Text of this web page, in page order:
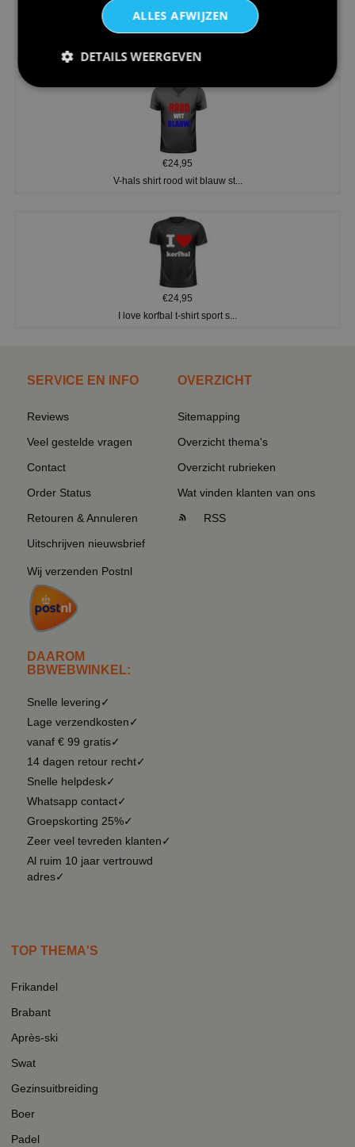
€24,95
V-hals shirt rood wit blauw st...
€24,95
I love korfbal t-shirt sport s...
SERVICE EN INFO
Reviews
Veel gestelde vragen
Contact
Order Status
Retouren & Annuleren
Uitschrijven nieuwsbrief
Wij verzenden Postnl
DAAROM
BBWEBWINKEL:
Snelle levering✓
Lage verzendkosten✓
vanaf € 99 gratis✓
14 dagen retour recht✓
Snelle helpdesk✓
Whatsapp contact✓
Groepskorting 25%✓
Zeer veel tevreden klanten✓
Al ruim 10 jaar vertrouwd
adres✓
OVERZICHT
Sitemapping
Overzicht thema's
Overzicht rubrieken
Wat vinden klanten van ons
RSS
TOP THEMA'S
Frikandel
Brabant
Après-ski
Swat
Gezinsuitbreiding
Boer
Padel
ALLES AFWIJZEN
DETAILS WEERGEVEN